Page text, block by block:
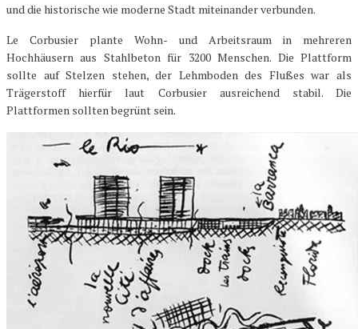
und die historische wie moderne Stadt miteinander verbunden.
Le Corbusier plante Wohn- und Arbeitsraum in mehreren
Hochhäusern aus Stahlbeton für 3200 Menschen. Die Plattform
sollte auf Stelzen stehen, der Lehmboden des Flußes war als
Trägerstoff hierfür laut Corbusier ausreichend stabil. Die
Plattformen sollten begrünt sein.